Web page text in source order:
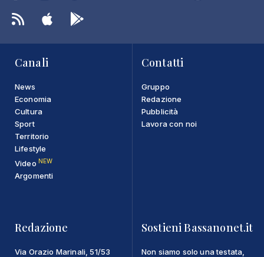
Canali
News
Economia
Cultura
Sport
Territorio
Lifestyle
Video NEW
Argomenti
Contatti
Gruppo
Redazione
Pubblicità
Lavora con noi
Redazione
Via Orazio Marinali, 51/53
Sostieni Bassanonet.it
Non siamo solo una testata,